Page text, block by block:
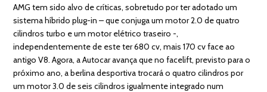
AMG tem sido alvo de críticas, sobretudo por ter adotado um
sistema híbrido plug-in – que conjuga um motor 2.0 de quatro
cilindros turbo e um motor elétrico traseiro -,
independentemente de este ter 680 cv, mais 170 cv face ao
antigo V8. Agora, a Autocar avança que no facelift, previsto para o
próximo ano, a berlina desportiva trocará o quatro cilindros por
um motor 3.0 de seis cilindros igualmente integrado num